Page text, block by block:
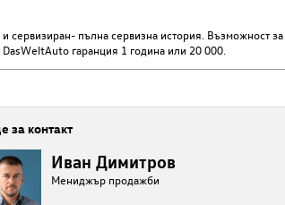
сервизиран- пълна сервизна история. Възможност
гаранция 1 година или 20 000.
за контакт
Иван Димитров
Мениджър продажби